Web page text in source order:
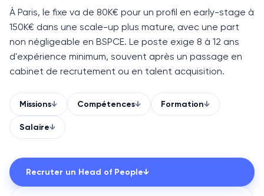
À Paris, le fixe va de 80K€ pour un profil en early-stage à
150K€ dans une scale-up plus mature, avec une part
non négligeable en BSPCE. Le poste exige 8 à 12 ans
d'expérience minimum, souvent après un passage en
cabinet de recrutement ou en talent acquisition.
Missions↓ Compétences↓ Formation↓
Salaire↓
Recruter un Head of People↓